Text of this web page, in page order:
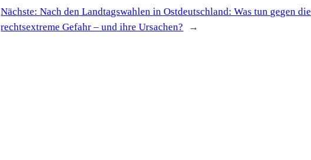
Nächste:Nach den Landtagswahlen in Ostdeutschland: Was tun gegen die
rechtsextreme Gefahr – und ihre Ursachen?
→